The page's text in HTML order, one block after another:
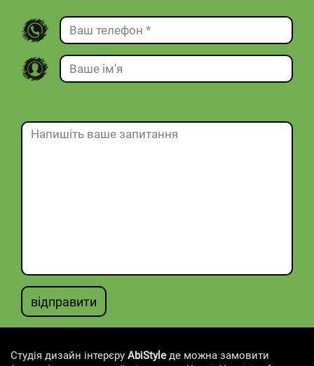
відправити
Студія дизайн інтерєру AbiStyle де можна замовити